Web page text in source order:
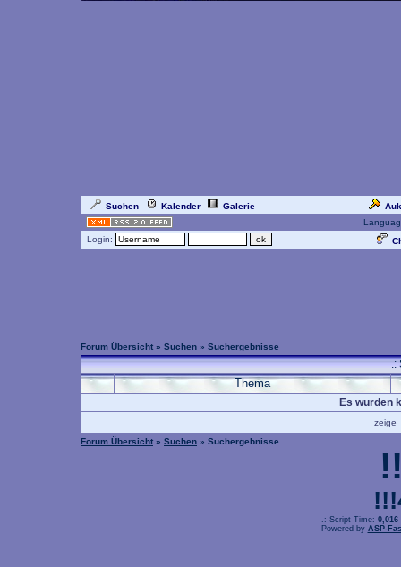
Suchen Kalender Galerie
Login:
Forum Übersicht » Suchen » Suchergebnisse
.:
Thema
Es wurden
zeige
Forum Übersicht » Suchen » Suchergebnisse
.: Script-Time: 0,016
Powered by ASP-